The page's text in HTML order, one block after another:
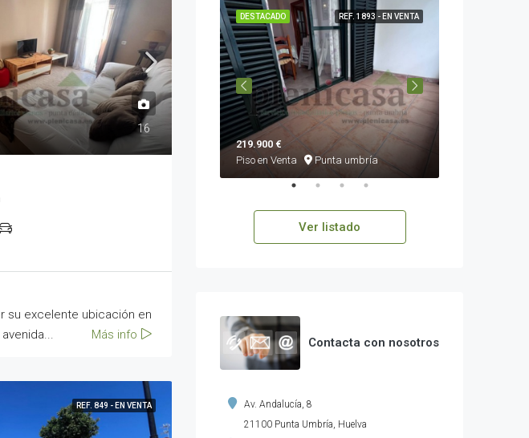
16
su excelente ubicación en
Más info
REF. 849 - EN VENTA
179.500 €
REF. 1893 - EN VENTA
DESTACADO
219.900 €
Piso en Venta
Punta umbría
Ver listado
Contacta con nosotros
Av. Andalucía, 8
21100 Punta Umbría, Huelva